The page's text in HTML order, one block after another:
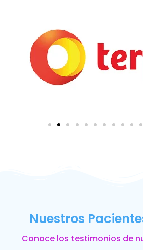
Nuestros
Conoce los testimonios de